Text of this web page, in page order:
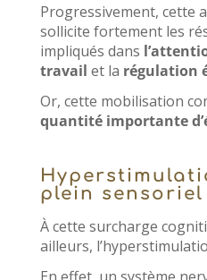
Progressivement, cette
sollicite fortement les
impliqués dans
travail et la régulation
Or, cette mobilisation
quantité importante
plein sensoriel
À cette surcharge
ailleurs,